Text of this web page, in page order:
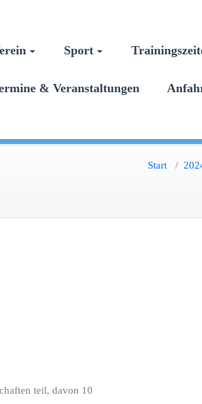
Sport
& Veranstaltungen
Start /
teil, davon 10